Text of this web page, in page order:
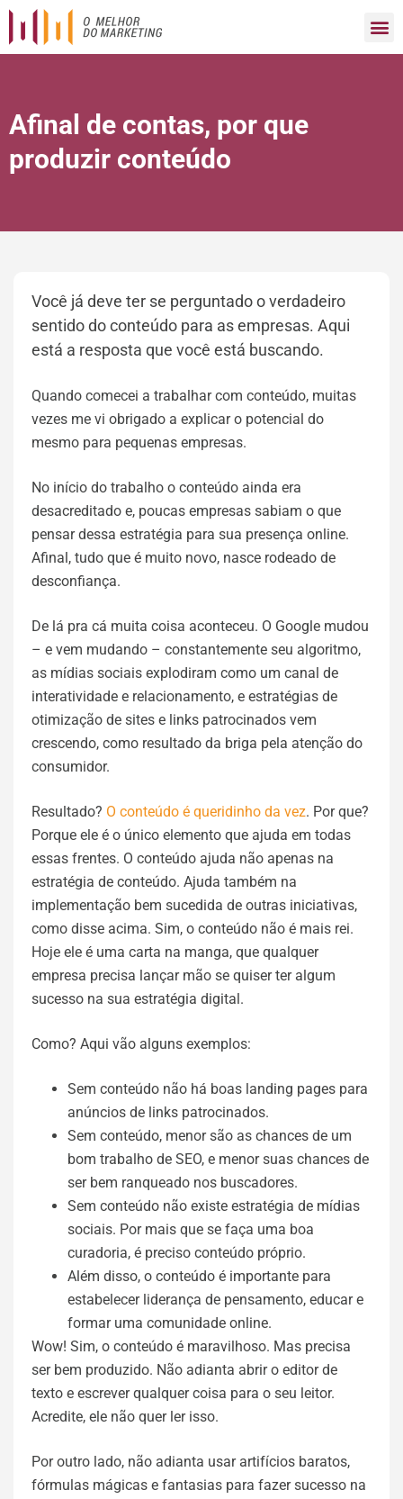
Afinal de contas, por que
produzir conteúdo
Você já deve ter se perguntado o verdadeiro
sentido do conteúdo para as empresas. Aqui
está a resposta que você está buscando.
Quando comecei a trabalhar com conteúdo, muitas
vezes me vi obrigado a explicar o potencial do
mesmo para pequenas empresas.
No início do trabalho o conteúdo ainda era
desacreditado e, poucas empresas sabiam o que
pensar dessa estratégia para sua presença online.
Afinal, tudo que é muito novo, nasce rodeado de
desconfiança.
De lá pra cá muita coisa aconteceu. O Google mudou
– e vem mudando – constantemente seu algoritmo,
as mídias sociais explodiram como um canal de
interatividade e relacionamento, e estratégias de
otimização de sites e links patrocinados vem
crescendo, como resultado da briga pela atenção do
consumidor.
Resultado? O conteúdo é queridinho da vez. Por que?
Porque ele é o único elemento que ajuda em todas
essas frentes. O conteúdo ajuda não apenas na
estratégia de conteúdo. Ajuda também na
implementação bem sucedida de outras iniciativas,
como disse acima. Sim, o conteúdo não é mais rei.
Hoje ele é uma carta na manga, que qualquer
empresa precisa lançar mão se quiser ter algum
sucesso na sua estratégia digital.
Como? Aqui vão alguns exemplos:
Sem conteúdo não há boas landing pages para
anúncios de links patrocinados.
Sem conteúdo, menor são as chances de um
bom trabalho de SEO, e menor suas chances de
ser bem ranqueado nos buscadores.
Sem conteúdo não existe estratégia de mídias
sociais. Por mais que se faça uma boa
curadoria, é preciso conteúdo próprio.
Além disso, o conteúdo é importante para
estabelecer liderança de pensamento, educar e
formar uma comunidade online.
Wow! Sim, o conteúdo é maravilhoso. Mas precisa
ser bem produzido. Não adianta abrir o editor de
texto e escrever qualquer coisa para o seu leitor.
Acredite, ele não quer ler isso.
Por outro lado, não adianta usar artifícios baratos,
fórmulas mágicas e fantasias para fazer sucesso na